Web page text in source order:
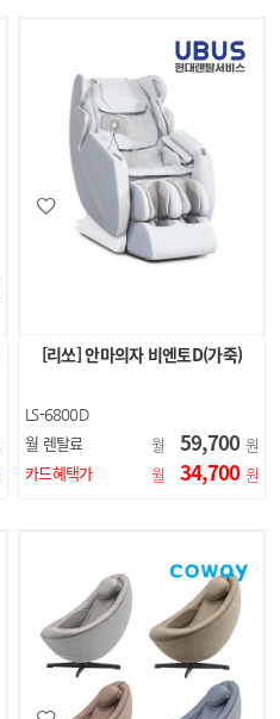
[리쏘] 안마의자 비엔토D(가죽)
LS-6800D
월 렌탈료 월 59,700 원
카드혜택가
월 34,700 원